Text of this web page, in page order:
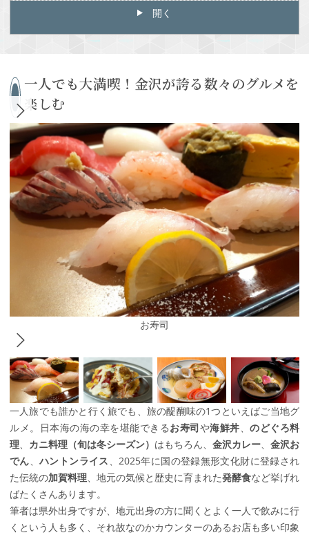
開く
一人でも大満喫！金沢が誇る数々のグルメを
楽しむ
お寿司
一人旅でも誰かと行く旅でも、旅の醍醐味の1つといえばご当地グ
ルメ。日本海の海の幸を堪能できるお寿司や海鮮丼、 のどぐろ料
理、 カニ料理（旬は冬シーズン） はもちろん、 金沢カレー、 金沢お
でん、ハントンライス、2025年に国の登録無形文化財に登録され
た伝統の加賀料理、地元の気候と歴史に育まれた発酵食など挙げれ
ばたくさんあります。
筆者は県外出身ですが、地元出身の方に聞くとよく一人で飲みに行
くという人も多く、それ故なのかカウンターのあるお店も多い印象